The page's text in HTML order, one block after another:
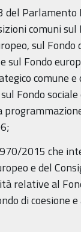
Parlamento
comuni
sul Fondo
sul Fondo
comune
Fondo
2015 che
e del
relative al
di coesione